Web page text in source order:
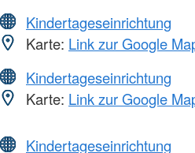
Kindertageseinrichtung
Karte: Link zur Google
Kindertageseinrichtung
Karte: Link zur Google
Kindertageseinrichtung